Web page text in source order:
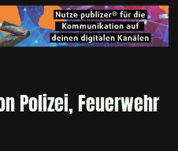
Polizei, Feuerwehr